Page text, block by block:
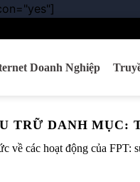
dung
Doanh Nghiệp
TRỮ DANH MỤC:
về các hoạt động của FPT: